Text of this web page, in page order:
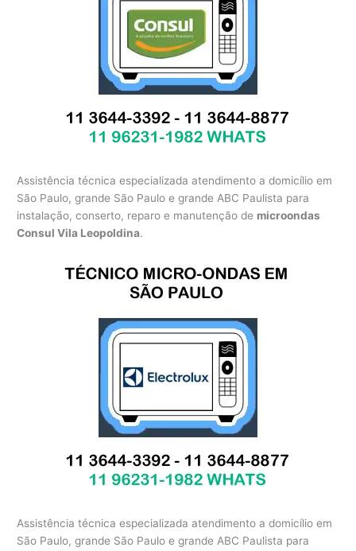
Assistência técnica especializada atendimento a domicílio em
São Paulo, grande São Paulo e grande ABC Paulista para
instalação, conserto, reparo e manutenção de microondas
Consul Vila Leopoldina.
Assistência técnica especializada atendimento a domicílio em
São Paulo, grande São Paulo e grande ABC Paulista para